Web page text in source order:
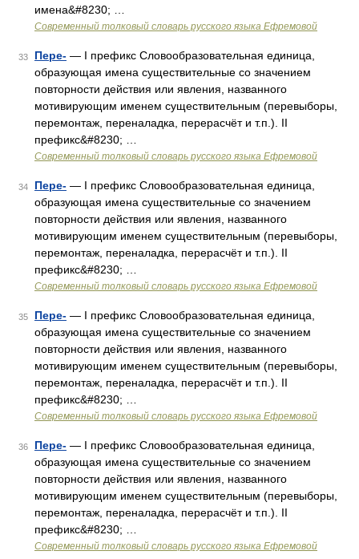
имена&#8230; …
Современный толковый словарь русского языка Ефремовой
33 Пере- — I префикс Словообразовательная единица,
образующая имена существительные со значением
повторности действия или явления, названного
мотивирующим именем существительным (перевыборы,
перемонтаж, переналадка, перерасчёт и т.п.). II
префикс&#8230; …
Современный толковый словарь русского языка Ефремовой
34 Пере- — I префикс Словообразовательная единица,
образующая имена существительные со значением
повторности действия или явления, названного
мотивирующим именем существительным (перевыборы,
перемонтаж, переналадка, перерасчёт и т.п.). II
префикс&#8230; …
Современный толковый словарь русского языка Ефремовой
35 Пере- — I префикс Словообразовательная единица,
образующая имена существительные со значением
повторности действия или явления, названного
мотивирующим именем существительным (перевыборы,
перемонтаж, переналадка, перерасчёт и т.п.). II
префикс&#8230; …
Современный толковый словарь русского языка Ефремовой
36 Пере- — I префикс Словообразовательная единица,
образующая имена существительные со значением
повторности действия или явления, названного
мотивирующим именем существительным (перевыборы,
перемонтаж, переналадка, перерасчёт и т.п.). II
префикс&#8230; …
Современный толковый словарь русского языка Ефремовой